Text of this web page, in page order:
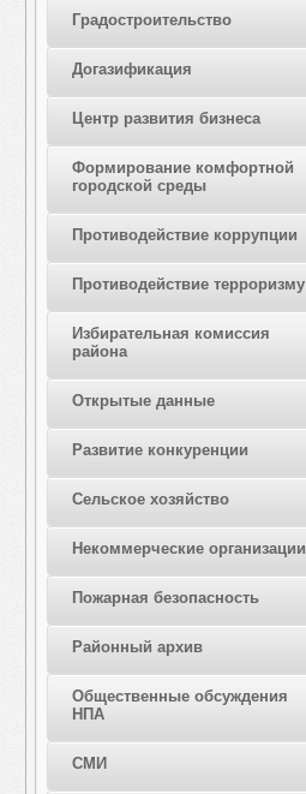
Градостроительство
Догазификация
Центр развития бизнеса
Формирование комфортной
городской среды
Противодействие коррупции
Противодействие терроризму
Избирательная комиссия
района
Открытые данные
Развитие конкуренции
Сельское хозяйство
Некоммерческие организации
Пожарная безопасность
Районный архив
Общественные обсуждения
НПА
СМИ